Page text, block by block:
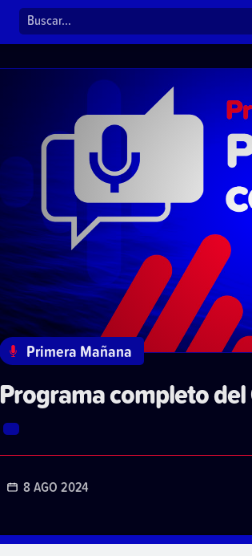
Primera Mañana
Programa completo
8 AGO 2024